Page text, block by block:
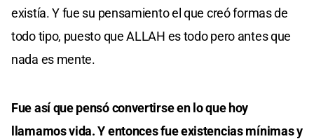
existía. Y fue su pensamiento el que creó formas de
todo tipo, puesto que ALLAH es todo pero antes que
nada es mente.
Fue así que pensó convertirse en lo que hoy
llamamos vida. Y entonces fue existencias mínimas y